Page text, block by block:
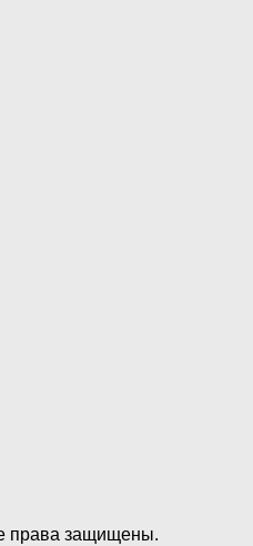
права защищены.